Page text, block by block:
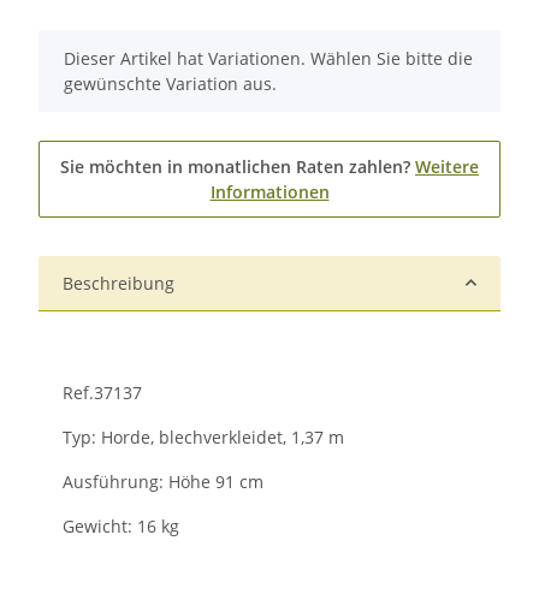
x
Dieser Artikel hat Variationen. Wählen Sie bitte die
gewünschte Variation aus.
Sie möchten in monatlichen Raten zahlen? Weitere
Informationen
Beschreibung
Ref.37137
Typ: Horde, blechverkleidet, 1,37 m
Ausführung: Höhe 91 cm
Gewicht: 16 kg